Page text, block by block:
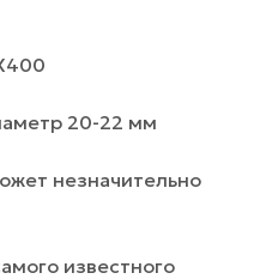
20-22 мм
незначительно
известного